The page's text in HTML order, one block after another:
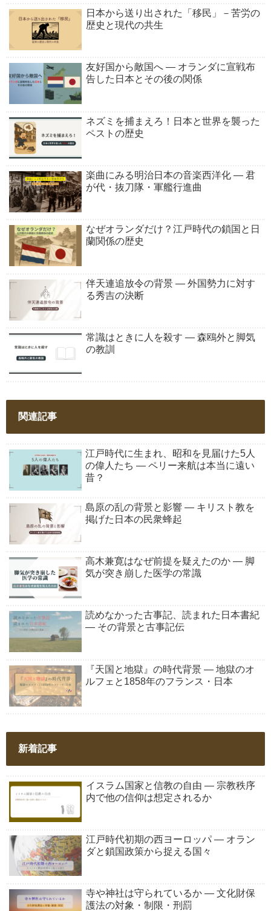
日本から送り出された「移民」－苦労の
歴史と現代の共生
友好国から敵国へ ― オランダに宣戦布
告した日本とその後の関係
ネズミを捕まえろ！日本と世界を襲った
ペストの歴史
楽曲にみる明治日本の音楽西洋化 ― 君
が代・抜刀隊・軍艦行進曲
なぜオランダだけ？江戸時代の鎖国と日
蘭関係の歴史
伴天連追放令の背景 ― 外国勢力に対す
る秀吉の決断
常識はときに人を殺す ― 森鴎外と脚気
の教訓
関連記事
江戸時代に生まれ、昭和を見届けた5人
の偉人たち ― ペリー来航は本当に遠い
昔？
島原の乱の背景と影響 ― キリスト教を
掲げた日本の民衆蜂起
高木兼寛はなぜ前提を疑えたのか ― 脚
気が突き崩した医学の常識
読めなかった古事記、読まれた日本書紀
― その背景と古事記伝
『天国と地獄』の時代背景 ― 地獄のオ
ルフェと1858年のフランス・日本
新着記事
イスラム国家と信教の自由 ― 宗教秩序
内で他の信仰は想定されるか
江戸時代初期の西ヨーロッパ ― オラン
ダと鎖国政策から捉える国々
寺や神社は守られているか ― 文化財保
護法の対象・制限・刑罰